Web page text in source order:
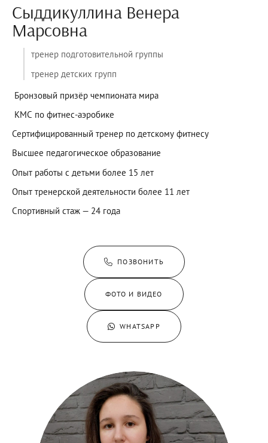
Сыддикуллина Венера
Марсовна
тренер подготовительной группы
тренер детских групп
Бронзовый призёр чемпионата мира
КМС по фитнес-аэробике
Сертифицированный тренер по детскому фитнесу
Высшее педагогическое образование
Опыт работы с детьми более 15 лет
Опыт тренерской деятельности более 11 лет
Спортивный стаж — 24 года
ПОЗВОНИТЬ
ФОТО И ВИДЕО
WHATSAPP